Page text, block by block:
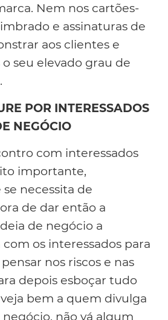
Nem nos cartões-
e assinaturas de
aos clientes e
seu elevado grau de
POR INTERESSADOS
NEGÓCIO
com interessados
importante,
necessita de
de dar então a
de negócio a
os interessados para
nos riscos e nas
depois esboçar tudo
bem a quem divulga
não vá algum